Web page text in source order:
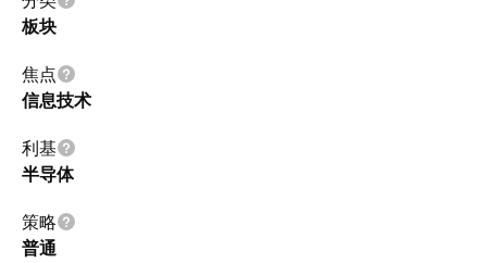
板块
焦点
信息技术
利基
半导体
策略
普通